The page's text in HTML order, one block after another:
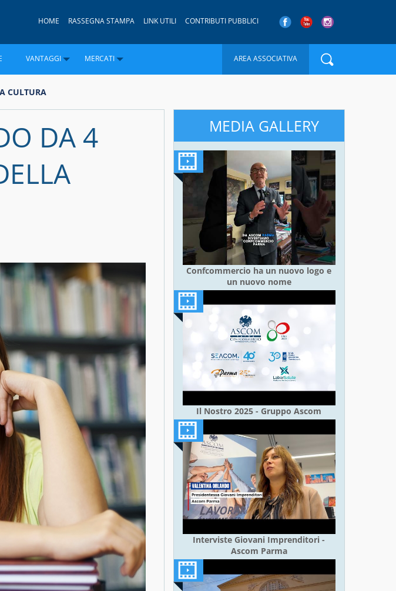
HOME RASSEGNA STAMPA LINK UTILI CONTRIBUTI PUBBLICI
VANTAGGI MERCATI AREA ASSOCIATIVA
CULTURA
DA 4
MEDIA GALLERY
Confcommercio ha un nuovo logo e
un nuovo nome
Il Nostro 2025 - Gruppo Ascom
Interviste Giovani Imprenditori -
Ascom Parma